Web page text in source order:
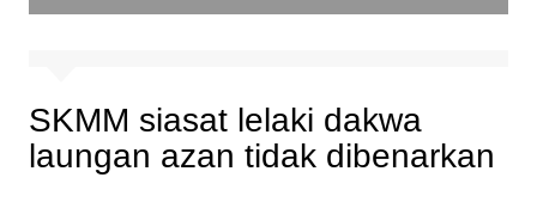
SKMM siasat lelaki dakwa
laungan azan tidak dibenarkan